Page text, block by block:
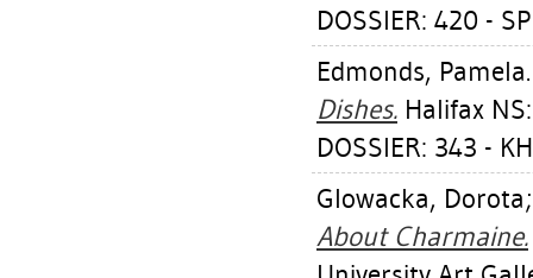
DOSSIER: 420 -
Edmonds, Pamela
Dishes. Halifax
DOSSIER: 343 -
Glowacka, Dorota
About Charmaine.